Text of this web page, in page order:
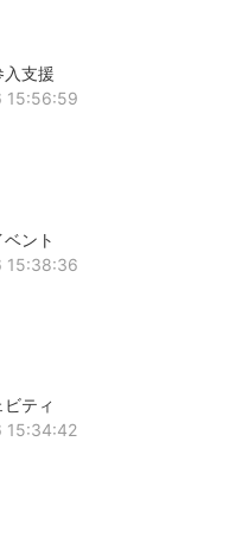
支援
15:56:59
ント
15:38:36
ティ
15:34:42